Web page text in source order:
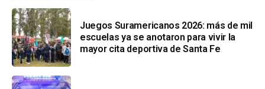
Juegos Suramericanos 2026: más de mil
escuelas ya se anotaron para vivir la
mayor cita deportiva de Santa Fe